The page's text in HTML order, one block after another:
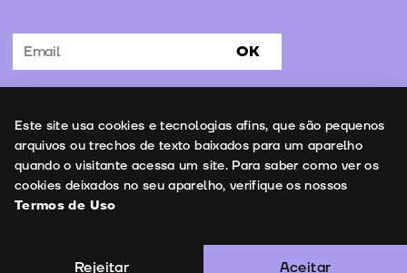
Subscrever Newsletter OK
Contactos
Copyright © 2026 | Leopardo Filmes Termos de Uso
Este site usa cookies e tecnologias afins, que são pequenos
arquivos ou trechos de texto baixados para um aparelho
quando o visitante acessa um site. Para saber como ver os
cookies deixados no seu aparelho, verifique os nossos
Termos de Uso
Aceitar
Rejeitar